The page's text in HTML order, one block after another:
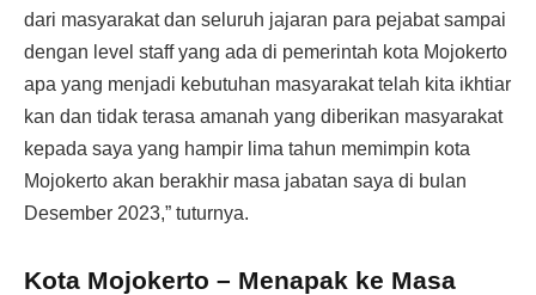
dari masyarakat dan seluruh jajaran para pejabat sampai
dengan level staff yang ada di pemerintah kota Mojokerto
apa yang menjadi kebutuhan masyarakat telah kita ikhtiar
kan dan tidak terasa amanah yang diberikan masyarakat
kepada saya yang hampir lima tahun memimpin kota
Mojokerto akan berakhir masa jabatan saya di bulan
Desember 2023,” tuturnya.
Kota Mojokerto – Menapak ke Masa